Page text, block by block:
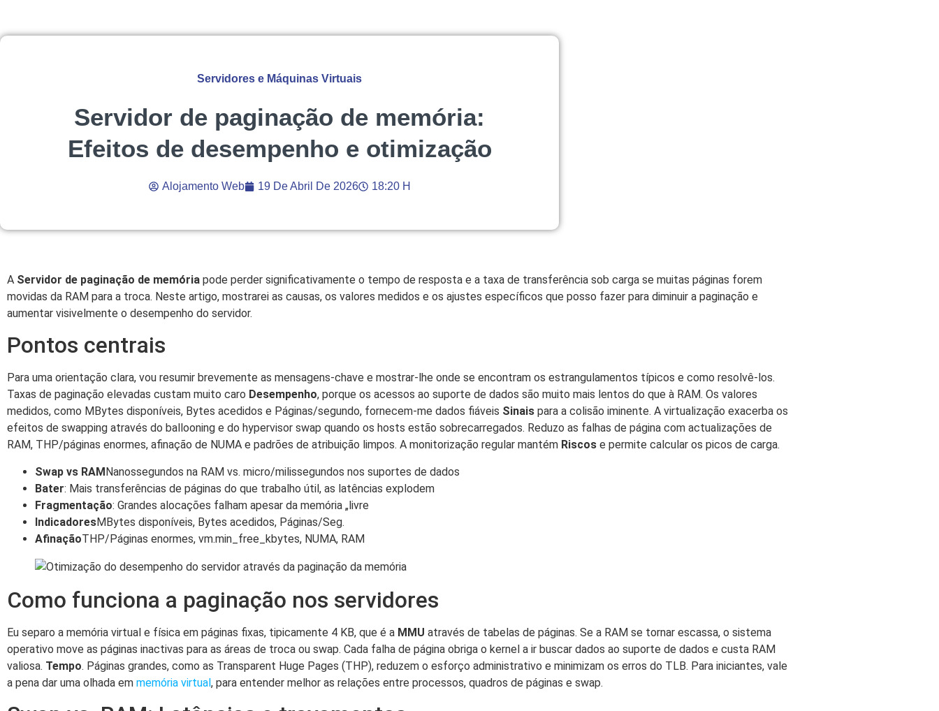
Servidores e Máquinas Virtuais
Servidor de paginação de memória:
Efeitos de desempenho e otimização
Alojamento Web 19 De Abril De 2026 18:20 H
A Servidor de paginação de memória pode perder significativamente o tempo de resposta e a taxa de transferência sob carga se muitas páginas forem
movidas da RAM para a troca. Neste artigo, mostrarei as causas, os valores medidos e os ajustes específicos que posso fazer para diminuir a paginação e
aumentar visivelmente o desempenho do servidor.
Pontos centrais
Para uma orientação clara, vou resumir brevemente as mensagens-chave e mostrar-lhe onde se encontram os estrangulamentos típicos e como resolvê-los.
Taxas de paginação elevadas custam muito caro Desempenho, porque os acessos ao suporte de dados são muito mais lentos do que à RAM. Os valores
medidos, como MBytes disponíveis, Bytes acedidos e Páginas/segundo, fornecem-me dados fiáveis Sinais para a colisão iminente. A virtualização exacerba os
efeitos de swapping através do ballooning e do hypervisor swap quando os hosts estão sobrecarregados. Reduzo as falhas de página com actualizações de
RAM, THP/páginas enormes, afinação de NUMA e padrões de atribuição limpos. A monitorização regular mantém Riscos e permite calcular os picos de carga.
Swap vs RAMNanossegundos na RAM vs. micro/milissegundos nos suportes de dados
Bater: Mais transferências de páginas do que trabalho útil, as latências explodem
Fragmentação: Grandes alocações falham apesar da memória „livre
IndicadoresMBytes disponíveis, Bytes acedidos, Páginas/Seg.
AfinaçãoTHP/Páginas enormes, vm.min_free_kbytes, NUMA, RAM
Como funciona a paginação nos servidores
Eu separo a memória virtual e física em páginas fixas, tipicamente 4 KB, que é a MMU através de tabelas de páginas. Se a RAM se tornar escassa, o sistema
operativo move as páginas inactivas para as áreas de troca ou swap. Cada falha de página obriga o kernel a ir buscar dados ao suporte de dados e custa RAM
valiosa. Tempo. Páginas grandes, como as Transparent Huge Pages (THP), reduzem o esforço administrativo e minimizam os erros do TLB. Para iniciantes, vale
a pena dar uma olhada em memória virtual, para entender melhor as relações entre processos, quadros de páginas e swap.